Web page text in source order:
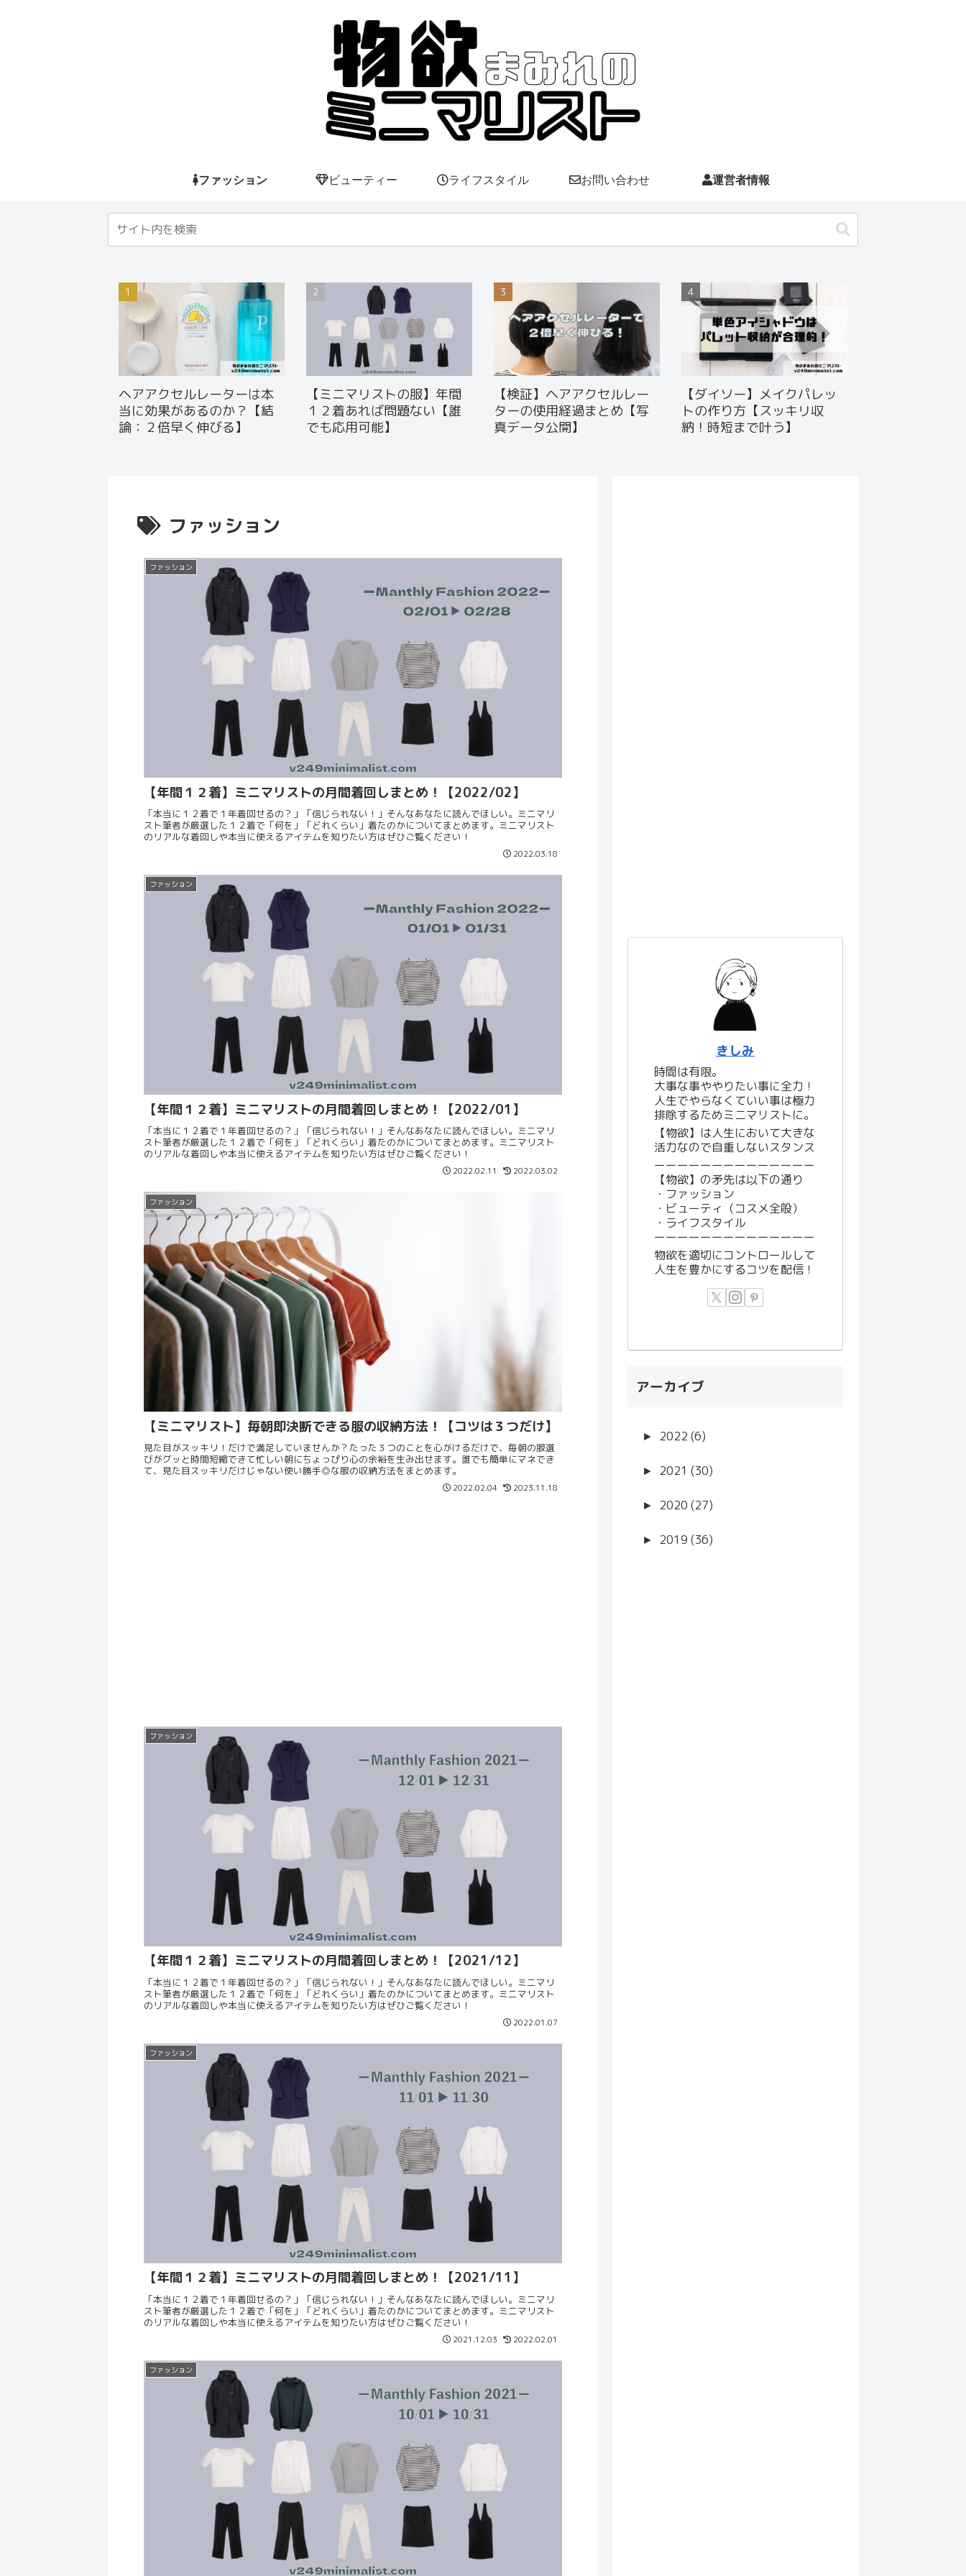
ファッション ビューティー ライフスタイル お問い合わせ 運営者情報
ヘアアクセルレーターは本
当に効果があるのか？【結
論：２倍早く伸びる】
【ミニマリストの服】年間
１２着あれば問題ない【誰
でも応用可能】
【検証】ヘアアクセルレー
ターの使用経過まとめ【写
真データ公開】
【ダイソー】メイクパレッ
トの作り方【スッキリ収
納！時短まで叶う】
ファッション
ファッション
【年間１２着】ミニマリストの月間着回しまとめ！【2022/02】
「本当に１２着で１年着回せるの？」「信じられない！」そんなあなたに読んでほしい。ミニマリ
スト筆者が厳選した１２着で「何を」「どれくらい」着たのかについてまとめます。ミニマリスト
のリアルな着回しや本当に使えるアイテムを知りたい方はぜひご覧ください！
2022.03.18
ファッション
【年間１２着】ミニマリストの月間着回しまとめ！【2022/01】
「本当に１２着で１年着回せるの？」「信じられない！」そんなあなたに読んでほしい。ミニマリ
スト筆者が厳選した１２着で「何を」「どれくらい」着たのかについてまとめます。ミニマリスト
のリアルな着回しや本当に使えるアイテムを知りたい方はぜひご覧ください！
2022.02.11 2022.03.02
ファッション
【ミニマリスト】毎朝即決断できる服の収納方法！【コツは３つだけ】
見た目がスッキリ！だけで満足していませんか？たった３つのことを心がけるだけで、毎朝の服選
びがグッと時間短縮できて忙しい朝にちょっぴり心の余裕を生み出せます。誰でも簡単にマネでき
て、見た目スッキリだけじゃない使い勝手◎な服の収納方法をまとめます。
2022.02.04 2023.11.18
ファッション
【年間１２着】ミニマリストの月間着回しまとめ！【2021/12】
「本当に１２着で１年着回せるの？」「信じられない！」そんなあなたに読んでほしい。ミニマリ
スト筆者が厳選した１２着で「何を」「どれくらい」着たのかについてまとめます。ミニマリスト
のリアルな着回しや本当に使えるアイテムを知りたい方はぜひご覧ください！
2022.01.07
ファッション
【年間１２着】ミニマリストの月間着回しまとめ！【2021/11】
「本当に１２着で１年着回せるの？」「信じられない！」そんなあなたに読んでほしい。ミニマリ
スト筆者が厳選した１２着で「何を」「どれくらい」着たのかについてまとめます。ミニマリスト
のリアルな着回しや本当に使えるアイテムを知りたい方はぜひご覧ください！
2021.12.03 2022.02.01
ファッション
きしみ
時間は有限。
大事な事ややりたい事に全力！
人生でやらなくていい事は極力
排除するためミニマリストに。
【物欲】は人生において大きな
活力なので自重しないスタンス
ーーーーーーーーーーーーーー
【物欲】の矛先は以下の通り
・ファッション
・ビューティ（コスメ全般）
・ライフスタイル
ーーーーーーーーーーーーーー
物欲を適切にコントロールして
人生を豊かにするコツを配信！
アーカイブ
► 2022 (6)
► 2021 (30)
► 2020 (27)
► 2019 (36)